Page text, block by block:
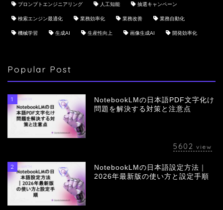
プロンプトエンジニアリング 人工知能 抽選キャンペーン
検索エンジン最適化 業務効率化 業務改善 業務自動化
機械学習 生成AI 生産性向上 画像生成AI 開発効率化
Popular Post
1
NotebookLMの日本語PDF文字化け
問題を解決する対策と注意点
5602 view
2
NotebookLMの日本語設定方法｜
2026年最新版の使い方と設定手順
会社概要